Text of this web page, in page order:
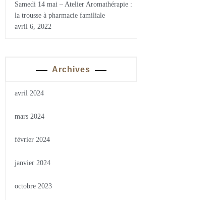
Samedi 14 mai – Atelier Aromathérapie :
la trousse à pharmacie familiale
avril 6, 2022
Archives
avril 2024
mars 2024
février 2024
janvier 2024
octobre 2023